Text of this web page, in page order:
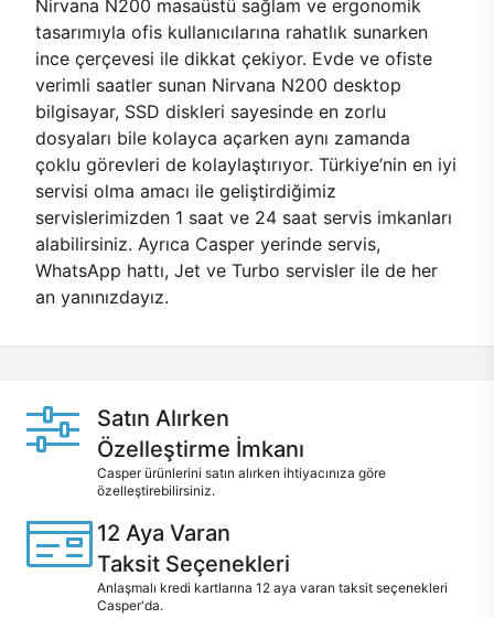
Nirvana N200 masaüstü sağlam ve ergonomik
tasarımıyla ofis kullanıcılarına rahatlık sunarken
ince çerçevesi ile dikkat çekiyor. Evde ve ofiste
verimli saatler sunan Nirvana N200 desktop
bilgisayar, SSD diskleri sayesinde en zorlu
dosyaları bile kolayca açarken aynı zamanda
çoklu görevleri de kolaylaştırıyor. Türkiye’nin en iyi
servisi olma amacı ile geliştirdiğimiz
servislerimizden 1 saat ve 24 saat servis imkanları
alabilirsiniz. Ayrıca Casper yerinde servis,
WhatsApp hattı, Jet ve Turbo servisler ile de her
an yanınızdayız.
Satın Alırken
Özelleştirme İmkanı
Casper ürünlerini satın alırken ihtiyacınıza göre
özelleştirebilirsiniz.
12 Aya Varan
Taksit Seçenekleri
Anlaşmalı kredi kartlarına 12 aya varan taksit seçenekleri
Casper'da.